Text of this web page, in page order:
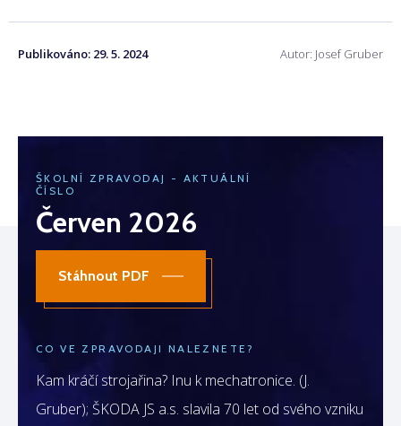
Publikováno: 29. 5. 2024 Autor: Josef Gruber
ŠKOLNÍ ZPRAVODAJ - AKTUÁLNÍ
ČÍSLO
Červen 2026
Stáhnout PDF
CO VE ZPRAVODAJI NALEZNETE?
Kam kráčí strojařina? Inu k mechatronice. (J.
Gruber); ŠKODA JS a.s. slavila 70 let od svého vzniku